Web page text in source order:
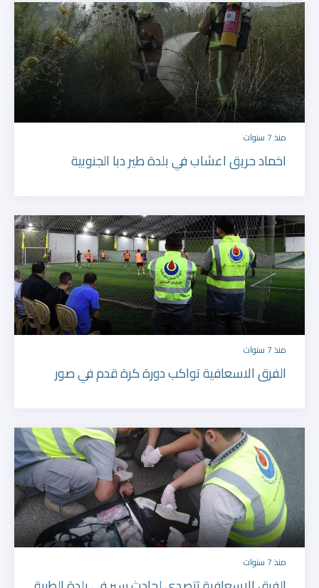
منذ 7 سنوات
اخماد حريق اعشاب في بلدة طير دبا الجنوبية
منذ 7 سنوات
الفرق الاسعافية تواكب دورة كرة قدم في صور
منذ 7 سنوات